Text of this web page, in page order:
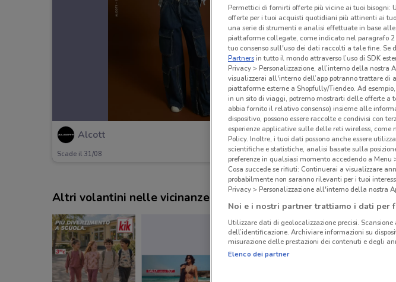
Alcott
Scade il 31/08
Altri volantini nelle vicinanze
Permettici di fornirti offerte più vicine ai tuoi bisogni:
offerte per i tuoi acquisti quotidiani più attinenti ai
una serie di strumenti e analisi effettuate in base
piattaforme collegate, come indicato nel paragrafo
tuo consenso sull'uso dei dati raccolti a tale fine. Se
Partnersin tutto il mondo attraverso l’uso di SDK
Privacy > Personalizzazione, all’interno della nostra
visualizzerai all'interno dell’app potranno trattare
piattaforme esterne a Shopfully/Tiendeo. Ad
in un sito di viaggi, potremo mostrarti delle offerte a
abbia fornito il relativo consenso) insieme alle
dispositivo, possono essere raccolte e condivisi con
esperienze applicative sulle delle reti wireless,
Policy. Inoltre, i tuoi dati possono anche essere
scientifiche e statistiche, analisi basate sulla
preferenze in qualsiasi momento accedendo a
Cosa succede se rifiuti: Continuerai a visualizzare
probabilmente non saranno rilevanti per i tuoi
Privacy > Personalizzazione all'interno della nostra
Noi e i nostri partner trattiamo i dati per
Utilizzare dati di geolocalizzazione precisi.
dell’identificazione. Archiviare informazioni su
misurazione delle prestazioni dei contenuti e degli
Elenco dei partner